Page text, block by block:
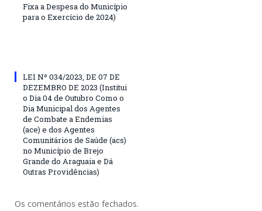
Fixa a Despesa do Município
para o Exercício de 2024)
LEI Nº 034/2023, DE 07 DE
DEZEMBRO DE 2023 (Institui
o Dia 04 de Outubro Como o
Dia Municipal dos Agentes
de Combate a Endemias
(ace) e dos Agentes
Comunitários de Saúde (acs)
no Município de Brejo
Grande do Araguaia e Dá
Outras Providências)
Os comentários estão fechados.